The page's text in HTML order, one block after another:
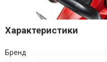
Характеристики
Бренд